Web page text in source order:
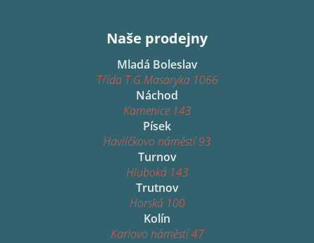
Naše prodejny
Mladá Boleslav
Třída T.G.Masaryka 1066
Náchod
Kamenice 143
Písek
Havlíčkovo náměstí 93
Turnov
Hluboká 143
Trutnov
Horská 100
Kolín
Karlovo náměstí 47